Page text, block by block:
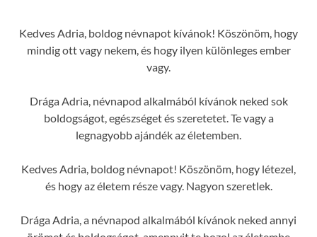
Kedves Adria, boldog névnapot kívánok! Köszönöm, hogy
mindig ott vagy nekem, és hogy ilyen különleges ember
vagy.
Drága Adria, névnapod alkalmából kívánok neked sok
boldogságot, egészséget és szeretetet. Te vagy a
legnagyobb ajándék az életemben.
Kedves Adria, boldog névnapot! Köszönöm, hogy létezel,
és hogy az életem része vagy. Nagyon szeretlek.
Drága Adria, a névnapod alkalmából kívánok neked annyi